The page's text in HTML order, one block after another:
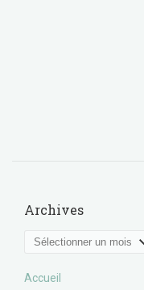
Archives
Archives
Accueil